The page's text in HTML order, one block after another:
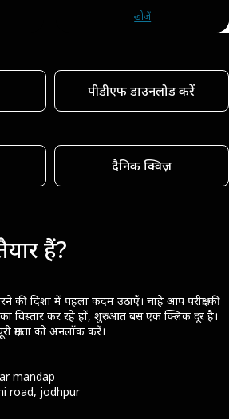
खोजें
पीडीएफ डाउनलोड करें
दैनिक क्विज़
हैं?
की दिशा में पहला कदम उठाएँ। चाहे आप परीक्षा की
का विस्तार कर रहे हों, शुरुआत बस एक क्लिक दूर है।
को अनलॉक करें।
mandap
road, jodhpur